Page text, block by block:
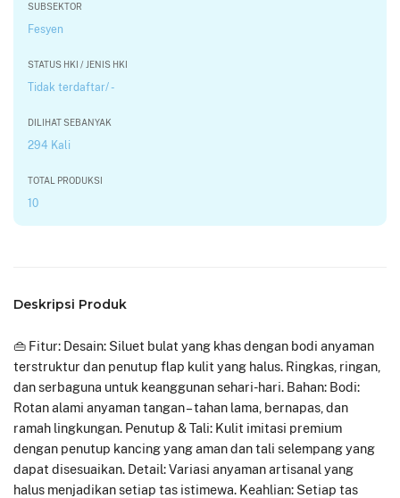
SUBSEKTOR
Fesyen
STATUS HKI / JENIS HKI
Tidak terdaftar/ -
DILIHAT SEBANYAK
294 Kali
TOTAL PRODUKSI
10
Deskripsi Produk
👜 Fitur: Desain: Siluet bulat yang khas dengan bodi anyaman
terstruktur dan penutup flap kulit yang halus. Ringkas, ringan,
dan serbaguna untuk keanggunan sehari-hari. Bahan: Bodi:
Rotan alami anyaman tangan – tahan lama, bernapas, dan
ramah lingkungan. Penutup & Tali: Kulit imitasi premium
dengan penutup kancing yang aman dan tali selempang yang
dapat disesuaikan. Detail: Variasi anyaman artisanal yang
halus menjadikan setiap tas istimewa. Keahlian: Setiap tas